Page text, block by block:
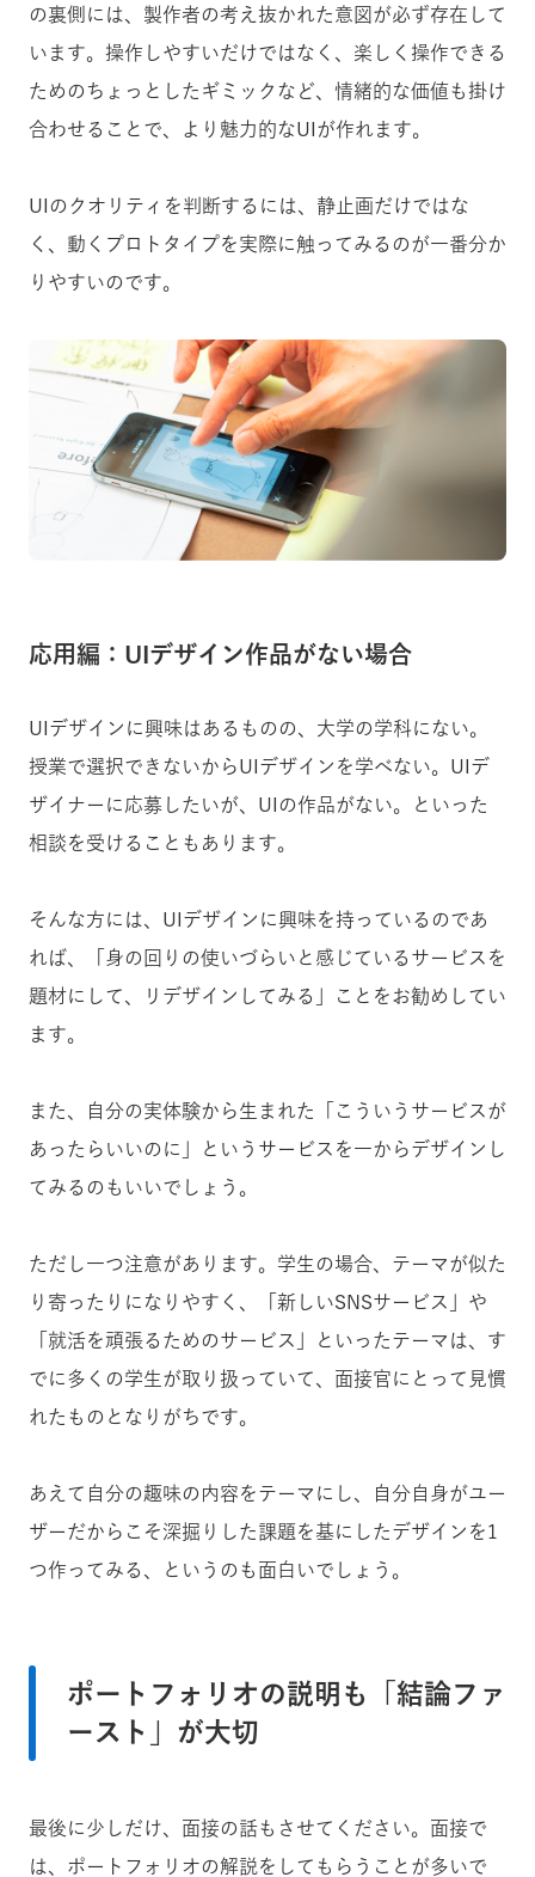
の裏側には、製作者の考え抜かれた意図が必ず存在して
います。 操作しやすいだけではなく、楽しく操作できる
ためのちょっとしたギミックなど、情緒的な価値も掛け
合わせることで、より魅力的なUIが作れます。
UIのクオリティを判断するには、静止画だけではな
く、動くプロトタイプを実際に触ってみるのが一番分か
りやすいのです。
応用編：UIデザイン作品がない場合
UIデザインに興味はあるものの、大学の学科にない。
授業で選択できないからUIデザインを学べない。UIデ
ザイナーに応募したいが、UIの作品がない。といった
相談を受けることもあります。
そんな方には、UIデザインに興味を持っているのであ
れば、「身の回りの使いづらいと感じているサービスを
題材にして、リデザインしてみる」ことをお勧めしてい
ます。
また、自分の実体験から生まれた「こういうサービスが
あったらいいのに」というサービスを一からデザインし
てみるのもいいでしょう。
ただし一つ注意があります。学生の場合、テーマが似た
り寄ったりになりやすく、「新しいSNSサービス」や
「就活を頑張るためのサービス」といったテーマは、す
でに多くの学生が取り扱っていて、面接官にとって見慣
れたものとなりがちです。
あえて自分の趣味の内容をテーマにし、自分自身がユー
ザーだからこそ深掘りした課題を基にしたデザインを1
つ作ってみる、というのも面白いでしょう。
ポートフォリオの説明も「結論ファ
ースト」が大切
最後に少しだけ、面接の話もさせてください。面接で
は、ポートフォリオの解説をしてもらうことが多いで